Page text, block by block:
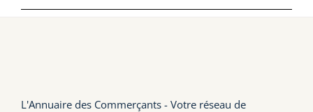
L'Annuaire des Commerçants - Votre réseau de